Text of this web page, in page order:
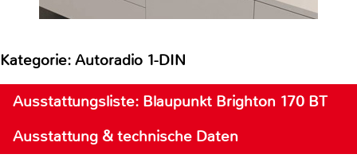
Kategorie: Autoradio 1-DIN
Ausstattungsliste: Blaupunkt Brighton 170 BT
Ausstattung & technische Daten